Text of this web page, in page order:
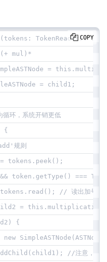
TokenReader):
mul)*
=
= child1;
环，系统开销更低
{
规则
tokens.peek();
token.getType() ===
// 读出加号
=
{
new
//注意，新节
COPY